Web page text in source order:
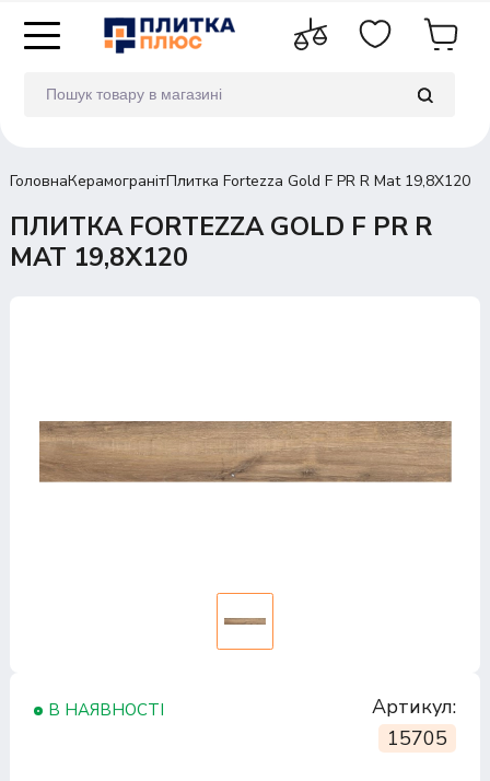
ГоловнаКерамогранітПлитка Fortezza Gold F PR R Mat 19,8Х120
ПЛИТКА FORTEZZA GOLD F PR R
MAT 19,8Х120
В НАЯВНОСТІ
Артикул:
15705